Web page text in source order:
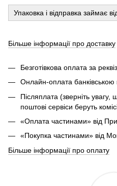
Упаковка і відправка займає
Більше інформації про доставку
Безготівкова оплата за
Онлайн-оплата банківською
Післяплата (зверніть увагу,
поштові сервіси беруть
«Оплата частинами» від
«Покупка частинами» від
Більше інформації про оплату